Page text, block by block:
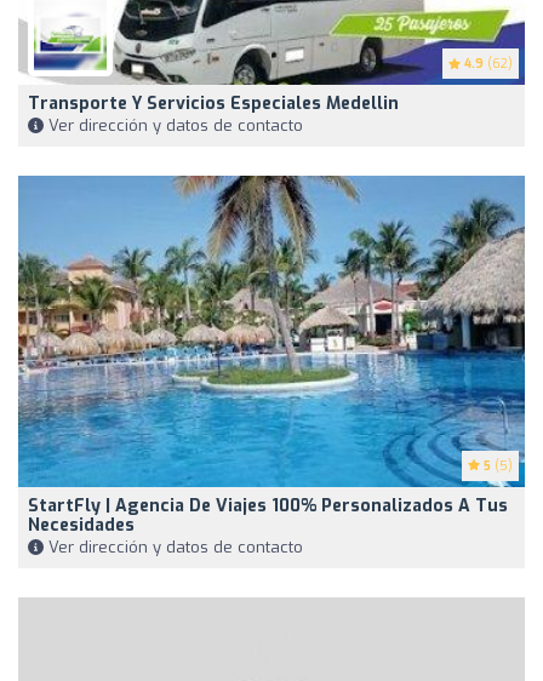
4.9 (62)
Transporte Y Servicios Especiales Medellin
Ver dirección y datos de contacto
5 (5)
StartFly | Agencia De Viajes 100% Personalizados A Tus
Necesidades
Ver dirección y datos de contacto